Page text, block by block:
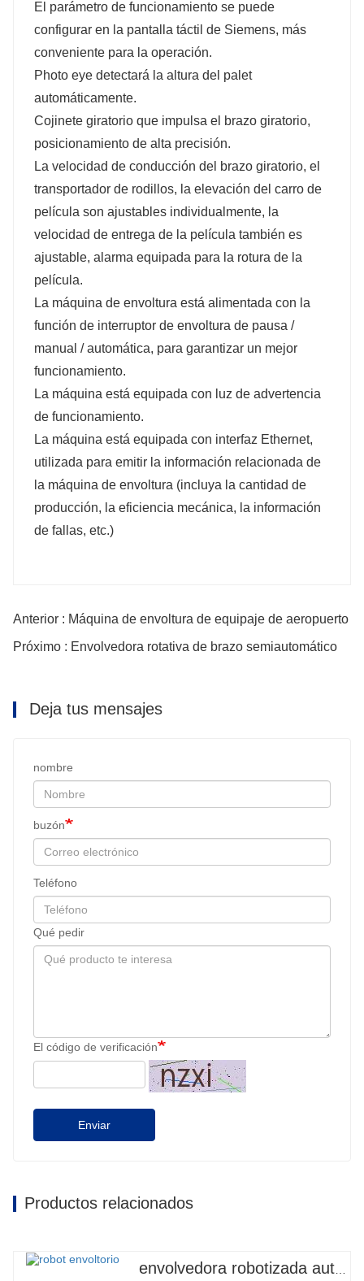
El parámetro de funcionamiento se puede
configurar en la pantalla táctil de Siemens, más
conveniente para la operación.
Photo eye detectará la altura del palet
automáticamente.
Cojinete giratorio que impulsa el brazo giratorio,
posicionamiento de alta precisión.
La velocidad de conducción del brazo giratorio, el
transportador de rodillos, la elevación del carro de
película son ajustables individualmente, la
velocidad de entrega de la película también es
ajustable, alarma equipada para la rotura de la
película.
La máquina de envoltura está alimentada con la
función de interruptor de envoltura de pausa /
manual / automática, para garantizar un mejor
funcionamiento.
La máquina está equipada con luz de advertencia
de funcionamiento.
La máquina está equipada con interfaz Ethernet,
utilizada para emitir la información relacionada de
la máquina de envoltura (incluya la cantidad de
producción, la eficiencia mecánica, la información
de fallas, etc.)
Anterior : Máquina de envoltura de equipaje de aeropuerto
Próximo : Envolvedora rotativa de brazo semiautomático
Deja tus mensajes
nombre
buzón
Teléfono
Qué pedir
El código de verificación
Enviar
Productos relacionados